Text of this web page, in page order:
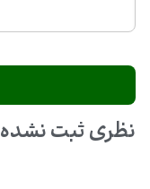
نظری ثبت نشده